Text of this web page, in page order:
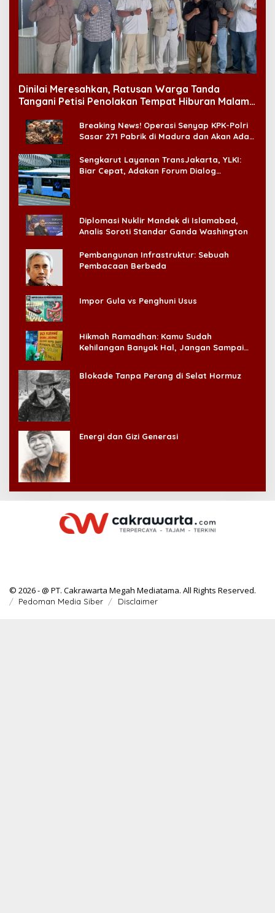
Dinilai Meresahkan, Ratusan Warga Tanda
Tangani Petisi Penolakan Tempat Hiburan Malam
Breaking News! Operasi Senyap KPK-Polri
Sasar 271 Pabrik di Madura dan Akan Ada
Sengkarut Layanan TransJakarta, YLKI:
Biar Cepat, Adakan Forum Dialog
Diplomasi Nuklir Mandek di Islamabad,
Analis Soroti Standar Ganda Washington
Pembangunan Infrastruktur: Sebuah
Pembacaan Berbeda
Impor Gula vs Penghuni Usus
Hikmah Ramadhan: Kamu Sudah
Kehilangan Banyak Hal, Jangan Sampai
Blokade Tanpa Perang di Selat Hormuz
Energi dan Gizi Generasi
© 2026 - @ PT. Cakrawarta Megah Mediatama. All Rights Reserved.
Pedoman Media Siber Disclaimer